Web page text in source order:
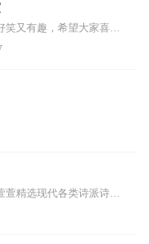
成员包括：男高音文然、
、人声打击阿亮、男低
。在短短半年内，WOW
不断上升的人气，专注于
州飞LIVEHOUSE、江门
举办阿卡贝拉专场音乐
上与国内外多支知名乐队
代表中国参加「2016第三
火柴人学院里发生的故事，好笑又有趣，希望大家喜欢。
《梦想时光》朗诵专辑由鱼萱萱精选现代各类诗派诗人、知名长短篇小说作家作品进行诵读，专辑灵魂：梦幻时光机体验生命变幻的乐趣。诵读作品主要涉及爱情、婚姻，社会，生活...